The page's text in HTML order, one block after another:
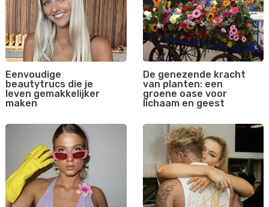
Eenvoudige
beautytrucs die je
leven gemakkelijker
maken
De genezende kracht
van planten: een
groene oase voor
lichaam en geest